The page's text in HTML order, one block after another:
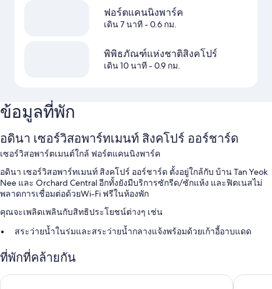
ฟอร์ตแคนนิงพาร์ค
เดิน 7 นาที- 0.6 กม.
พิพิธภัณฑ์แห่งชาติสิงคโปร์
เดิน 10 นาที- 0.9 กม.
ข้อมูลที่พัก
อดินา เซอร์วิสอพาร์ทเมนท์ สิงคโปร์ ออร์ชาร์ด
เซอร์วิสอพาร์ตเมนต์ใกล้ ฟอร์ตแคนนิงพาร์ค
อดินา เซอร์วิสอพาร์ทเมนท์ สิงคโปร์ ออร์ชาร์ด ตั้งอยู่ใกล้กับ บ้าน Tan Yeok
Nee และ Orchard Central อีกทั้งยังมีบริการซักรีด/ซักแห้ง และฟิตเนสไม่
พลาดการเชื่อมต่อด้วยWi-Fi ฟรีในห้องพัก
คุณจะเพลิดเพลินกับสิทธิประโยชน์ต่างๆ เช่น
สระว่ายน้ำในร่มและสระว่ายน้ำกลางแจ้งพร้อมด้วยเก้าอี้อาบแดด
ที่จอดรถฟรี
รถรับส่งสนามบิน, สิทธิ์เข้าใช้สระว่ายน้ำในร่มในบริเวณใกล้เคียง และ
ฝ่ายต้อนรับ 24 ชั่วโมง
ที่พักที่คล้ายกัน
แชงกรี-ลา อพาร์ทเมนท์ สิงคโปร์ โนโวเท